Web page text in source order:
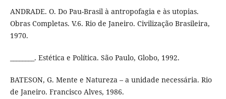
ANDRADE. O. Do Pau-Brasil à antropofagia e às utopias.
Obras Completas. V.6. Rio de Janeiro. Civilização Brasileira,
1970.
________. Estética e Política. São Paulo, Globo, 1992.
BATESON, G. Mente e Natureza – a unidade necessária. Rio
de Janeiro. Francisco Alves, 1986.